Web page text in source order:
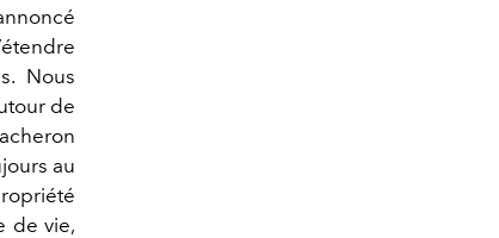
Nous
de
au
de vie,